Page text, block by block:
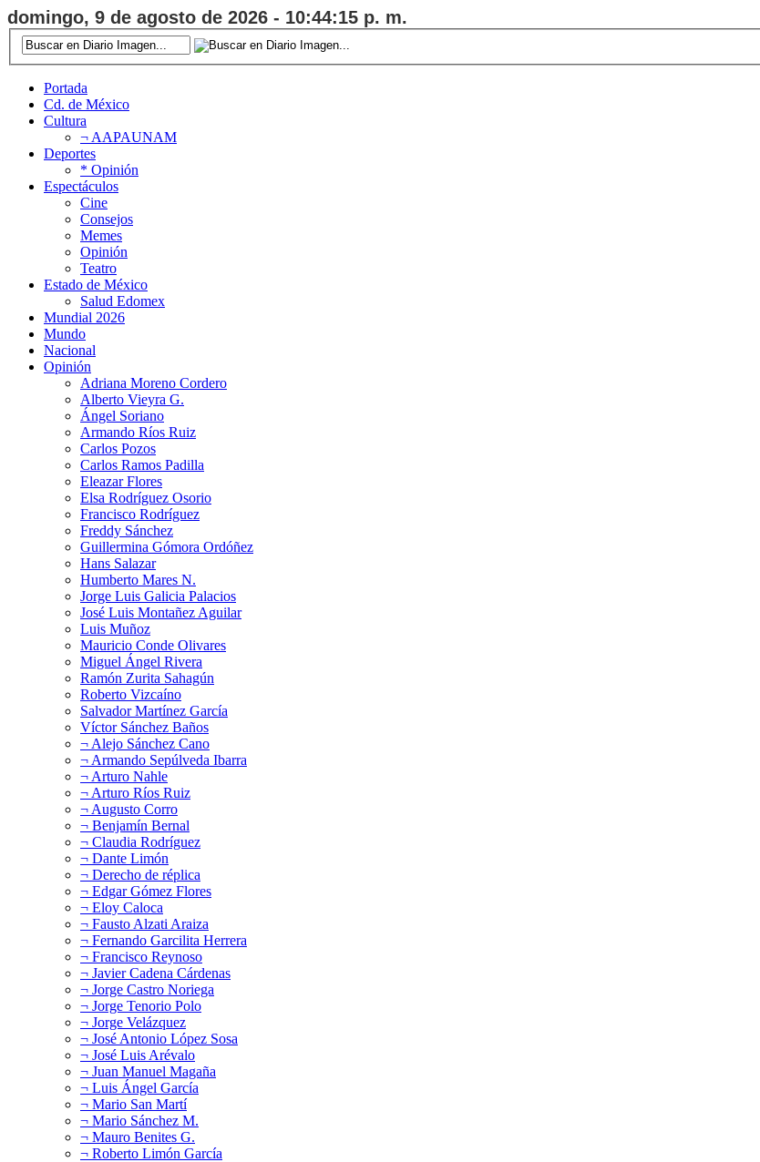
domingo, 9 de agosto de 2026 - 10:44:16 p. m.
Portada
Cd. de México
Cultura
¬ AAPAUNAM
Deportes
* Opinión
Espectáculos
Cine
Consejos
Memes
Opinión
Teatro
Estado de México
Salud Edomex
Mundial 2026
Mundo
Nacional
Opinión
Adriana Moreno Cordero
Alberto Vieyra G.
Ángel Soriano
Armando Ríos Ruiz
Carlos Pozos
Carlos Ramos Padilla
Eleazar Flores
Elsa Rodríguez Osorio
Francisco Rodríguez
Freddy Sánchez
Guillermina Gómora Ordóñez
Hans Salazar
Humberto Mares N.
Jorge Luis Galicia Palacios
José Luis Montañez Aguilar
Luis Muñoz
Mauricio Conde Olivares
Miguel Ángel Rivera
Ramón Zurita Sahagún
Roberto Vizcaíno
Salvador Martínez García
Víctor Sánchez Baños
¬ Alejo Sánchez Cano
¬ Armando Sepúlveda Ibarra
¬ Arturo Nahle
¬ Arturo Ríos Ruiz
¬ Augusto Corro
¬ Benjamín Bernal
¬ Claudia Rodríguez
¬ Dante Limón
¬ Derecho de réplica
¬ Edgar Gómez Flores
¬ Eloy Caloca
¬ Fausto Alzati Araiza
¬ Fernando Garcilita Herrera
¬ Francisco Reynoso
¬ Javier Cadena Cárdenas
¬ Jorge Castro Noriega
¬ Jorge Tenorio Polo
¬ Jorge Velázquez
¬ José Antonio López Sosa
¬ José Luis Arévalo
¬ Juan Manuel Magaña
¬ Luis Ángel García
¬ Mario San Martí
¬ Mario Sánchez M.
¬ Mauro Benites G.
¬ Roberto Limón García